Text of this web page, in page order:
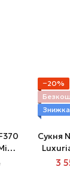
−20%
Сукня
3